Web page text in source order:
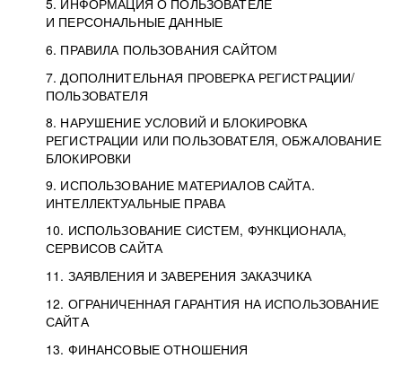
5. ИНФОРМАЦИЯ О ПОЛЬЗОВАТЕЛЕ
И ПЕРСОНАЛЬНЫЕ ДАННЫЕ
6. ПРАВИЛА ПОЛЬЗОВАНИЯ САЙТОМ
7. ДОПОЛНИТЕЛЬНАЯ ПРОВЕРКА РЕГИСТРАЦИИ/
ПОЛЬЗОВАТЕЛЯ
8. НАРУШЕНИЕ УСЛОВИЙ И БЛОКИРОВКА
РЕГИСТРАЦИИ ИЛИ ПОЛЬЗОВАТЕЛЯ, ОБЖАЛОВАНИЕ
БЛОКИРОВКИ
9. ИСПОЛЬЗОВАНИЕ МАТЕРИАЛОВ САЙТА.
ИНТЕЛЛЕКТУАЛЬНЫЕ ПРАВА
10. ИСПОЛЬЗОВАНИЕ СИСТЕМ, ФУНКЦИОНАЛА,
СЕРВИСОВ САЙТА
11. ЗАЯВЛЕНИЯ И ЗАВЕРЕНИЯ ЗАКАЗЧИКА
12. ОГРАНИЧЕННАЯ ГАРАНТИЯ НА ИСПОЛЬЗОВАНИЕ
САЙТА
13. ФИНАНСОВЫЕ ОТНОШЕНИЯ